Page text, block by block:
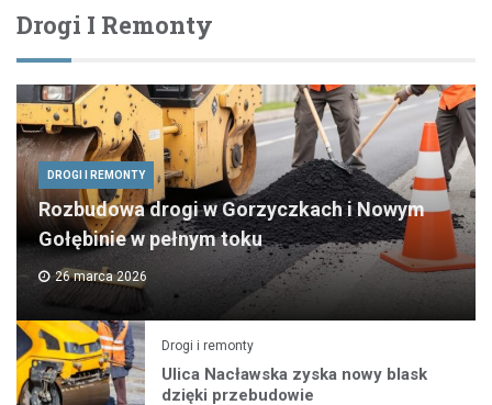
Drogi I Remonty
DROGI I REMONTY
Rozbudowa drogi w Gorzyczkach i Nowym
Gołębinie w pełnym toku
26 marca 2026
Drogi i remonty
Ulica Nacławska zyska nowy blask
dzięki przebudowie